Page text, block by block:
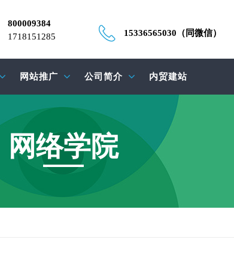
800009384
1718151285
15336565030（同微信）
网站推广 公司简介 内贸建站
网络学院